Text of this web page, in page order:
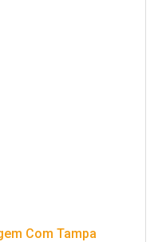
Com Tampa